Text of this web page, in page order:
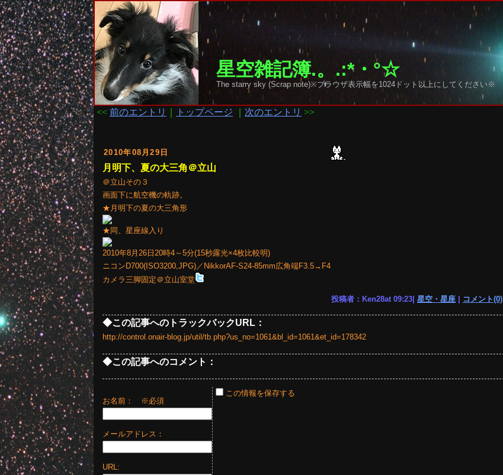
星空雑記簿.。.:*・°☆
The starry sky (Scrap note)※ブラウザ表示幅を1024ドット以上にしてください※
<< 前のエントリ トップページ 次のエントリ >>
2010年08月29日
月明下、夏の大三角＠立山
＠立山その３
画面下に航空機の軌跡。
★月明下の夏の大三角形
★同、星座線入り
2010年8月26日20時4～5分(15秒露光×4枚比較明)
ニコンD700(ISO3200,JPG)／NikkorAF-S24-85mm広角端F3.5→F4
カメラ三脚固定＠立山室堂
投稿者：Ken28at 09:23| 星空・星座 コメント(0)
◆この記事へのトラックバックURL：
http://control.onair-blog.jp/util/tb.php?us_no=1061&bl_id=1061&et_id=178342
◆この記事へのコメント：
お名前： ※必須
メールアドレス：
URL:
この情報を保存する